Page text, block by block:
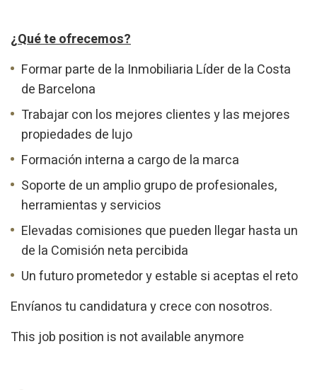
¿Qué te ofrecemos?
Formar parte de la Inmobiliaria Líder de la Costa
de Barcelona
Trabajar con los mejores clientes y las mejores
propiedades de lujo
Formación interna a cargo de la marca
Soporte de un amplio grupo de profesionales,
herramientas y servicios
Elevadas comisiones que pueden llegar hasta un
de la Comisión neta percibida
Un futuro prometedor y estable si aceptas el reto
Envíanos tu candidatura y crece con nosotros.
This job position is not available anymore